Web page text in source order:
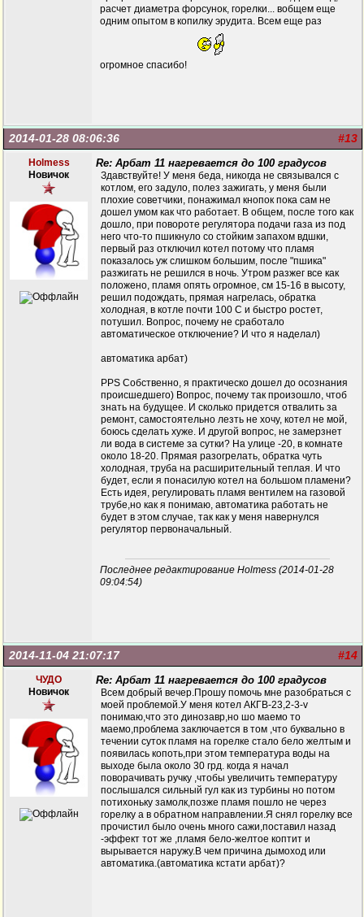
расчет диаметра форсунок, горелки... вобщем еще
одним опытом в копилку эрудита. Всем еще раз
огромное спасибо!
#13
2014-01-28 08:06:36
Holmess
Новичок
Re: Арбат 11 нагревается до 100 градусов
Здавствуйте! У меня беда, никогда не связывался с
котлом, его задуло, полез зажигать, у меня были
плохие советчики, понажимал кнопок пока сам не
дошел умом как что работает. В общем, после того как
дошло, при повороте регулятора подачи газа из под
него что-то пшикнуло со стойким запахом вдшки,
первый раз отключил котел потому что пламя
показалось уж слишком большим, после "пшика"
разжигать не решился в ночь. Утром разжег все как
положено, пламя опять огромное, см 15-16 в высоту,
решил подождать, прямая нагрелась, обратка
холодная, в котле почти 100 С и быстро ростет,
потушил. Вопрос, почему не сработало
автоматическое отключение? И что я наделал)
автоматика арбат)
PPS Собственно, я практическо дошел до осознания
происшедшего) Вопрос, почему так произошло, чтоб
знать на будущее. И сколько придется отвалить за
ремонт, самостоятельно лезть не хочу, котел не мой,
боюсь сделать хуже. И другой вопрос, не замерзнет
ли вода в системе за сутки? На улице -20, в комнате
около 18-20. Прямая разогрелать, обратка чуть
холодная, труба на расширительный теплая. И что
будет, если я понасилую котел на большом пламени?
Есть идея, регулировать пламя вентилем на газовой
трубе,но как я понимаю, автоматика работать не
будет в этом случае, так как у меня навернулся
регулятор первоначальный.
Последнее редактирование Holmess (2014-01-28
09:04:54)
#14
2014-11-04 21:07:17
ЧУДО
Новичок
Re: Арбат 11 нагревается до 100 градусов
Всем добрый вечер.Прошу помочь мне разобраться с
моей проблемой.У меня котел АКГВ-23,2-3-v
понимаю,что это динозавр,но шо маемо то
маемо,проблема заключается в том ,что буквально в
течении суток пламя на горелке стало бело желтым и
появилась копоть,при этом температура воды на
выходе была около 30 грд. когда я начал
поворачивать ручку ,чтобы увеличить температуру
послышался сильный гул как из турбины но потом
потихоньку замолк,позже пламя пошло не через
горелку а в обратном направлении.Я снял горелку все
прочистил было очень много сажи,поставил назад
-эффект тот же ,пламя бело-желтое коптит и
вырывается наружу.В чем причина дымоход или
автоматика.(автоматика кстати арбат)?